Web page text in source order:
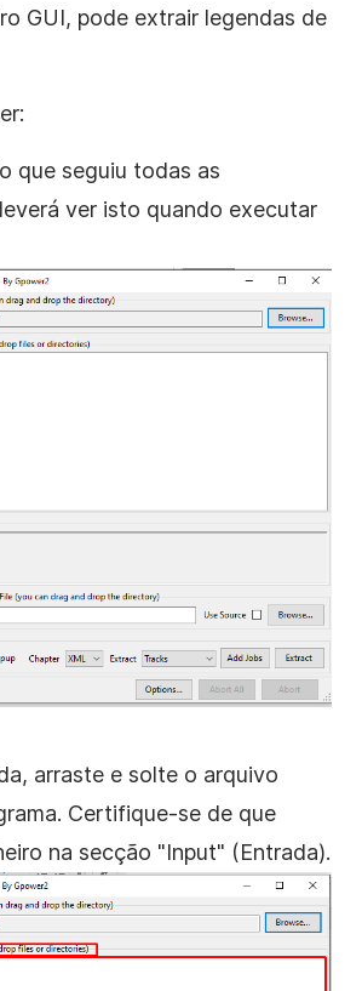
GUI, pode extrair legendas de
que seguiu todas as
ver isto quando executar
arraste e solte o arquivo
Certifique-se de que
na secção "Input" (Entrada).